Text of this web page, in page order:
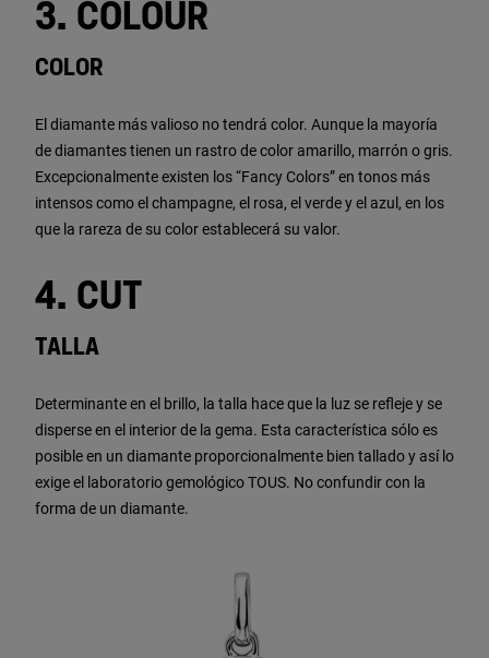
3. COLOUR
COLOR
El diamante más valioso no tendrá color. Aunque la mayoría
de diamantes tienen un rastro de color amarillo, marrón o gris.
Excepcionalmente existen los “Fancy Colors” en tonos más
intensos como el champagne, el rosa, el verde y el azul, en los
que la rareza de su color establecerá su valor.
4. CUT
TALLA
Determinante en el brillo, la talla hace que la luz se refleje y se
disperse en el interior de la gema. Esta característica sólo es
posible en un diamante proporcionalmente bien tallado y así lo
exige el laboratorio gemológico TOUS. No confundir con la
forma de un diamante.